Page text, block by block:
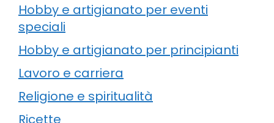
Hobby e artigianato per eventi
speciali
Hobby e artigianato per principianti
Lavoro e carriera
Religione e spiritualità
Ricette